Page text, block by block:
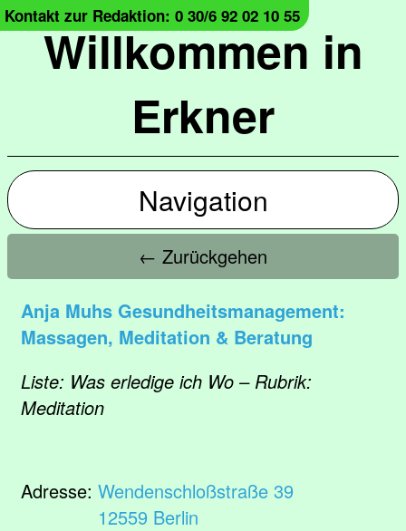
Willkommen in
Erkner
Kontakt zur Redaktion: 0 30/6 92 02 10 55
Navigation
← Zurückgehen
Anja Muhs Gesundheitsmanagement:
Massagen, Meditation & Beratung
Liste: Was erledige ich Wo – Rubrik:
Meditation
Adresse: Wendenschloßstraße 39
12559 Berlin